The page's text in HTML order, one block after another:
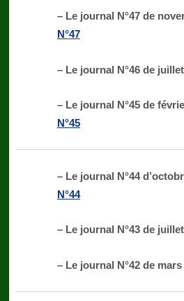
– Le journal N°47 de
N°47
– Le journal N°46 de
– Le journal N°45 de
N°45
– Le journal N°44
N°44
– Le journal N°43 de
– Le journal N°42 de mars